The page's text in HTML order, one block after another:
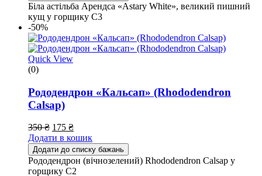
Біла астільба Арендса «Astary White», великий пишний
кущ у горщику С3
-50%
Quick View
(0)
Рододендрон «Кальсап» (Rhododendron
Calsap)
350₴ 175 ₴
Додати в кошик
Додати до списку бажань
Рододендрон (вічнозелений) Rhododendron Calsap у
горщику С2